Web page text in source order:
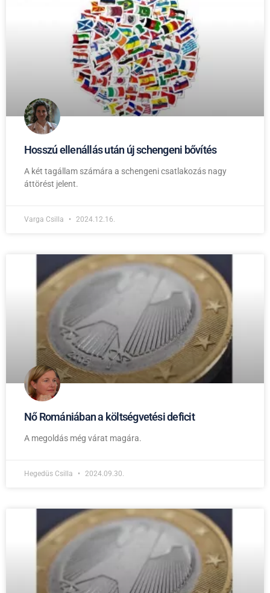
Hosszú ellenállás után új schengeni bővítés
A két tagállam számára a schengeni csatlakozás nagy
áttörést jelent.
Varga Csilla 2024.12.16.
Nő Romániában a költségvetési deficit
A megoldás még várat magára.
Hegedüs Csilla 2024.09.30.